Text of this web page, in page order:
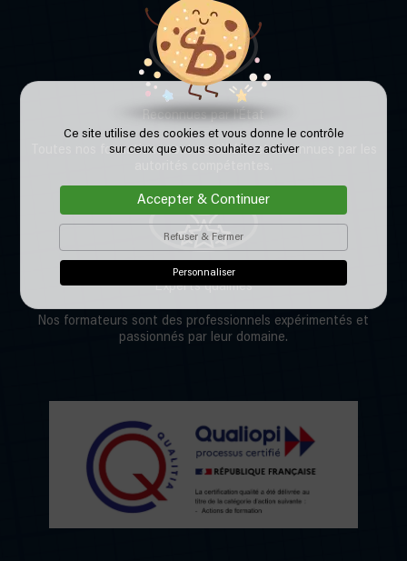
Ce site utilise des cookies et vous donne le contrôle
sur ceux que vous souhaitez activer
Accepter & Continuer
Refuser & Fermer
Personnaliser
Reconnues par l'État
Toutes nos formations sont certifiées et reconnues par les
Experts qualifiés
Nos formateurs sont des professionnels expérimentés et
passionnés par leur domaine.